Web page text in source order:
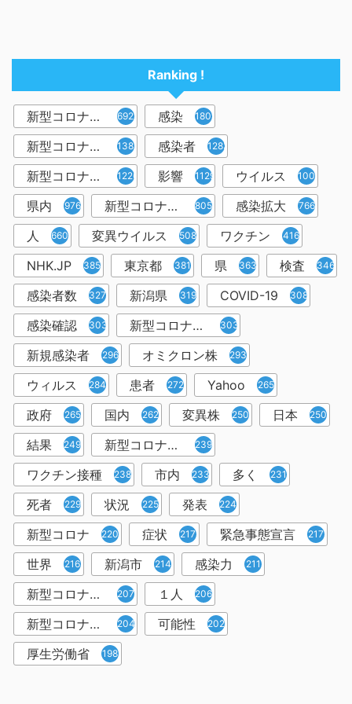
Ranking !
新型コロナウイルス 6921 感染 1809
新型コロナウィルス 1382 感染者 1283
新型コロナウイルス感染症 1226 影響 1129 ウイルス 1001
県内 976 新型コロナウイルス感染 805 感染拡大 766
人 660 変異ウイルス 508 ワクチン 416
NHK.JP 385 東京都 381 県 363 検査 346
感染者数 327 新潟県 319 COVID-19 308
感染確認 303 新型コロナウィルス感染症 303
新規感染者 296 オミクロン株 293
ウィルス 284 患者 272 Yahoo 265
政府 265 国内 262 変異株 250 日本 250
結果 249 新型コロナウイルスワクチン 239
ワクチン接種 238 市内 233 多く 231
死者 229 状況 225 発表 224
新型コロナ 220 症状 217 緊急事態宣言 217
世界 216 新潟市 214 感染力 211
新型コロナウイルス感染者 207 １人 206
新型コロナウイルス対策 204 可能性 202
厚生労働省 198